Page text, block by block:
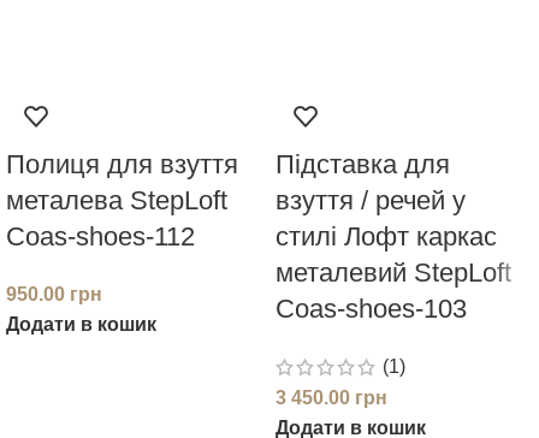
Полиця для взуття
металева StepLoft
Coas-shoes-112
950.00 грн
Додати в кошик
Підставка для
взуття / речей у
стилі Лофт каркас
металевий StepLoft
Coas-shoes-103
(1)
3 450.00 грн
Додати в кошик